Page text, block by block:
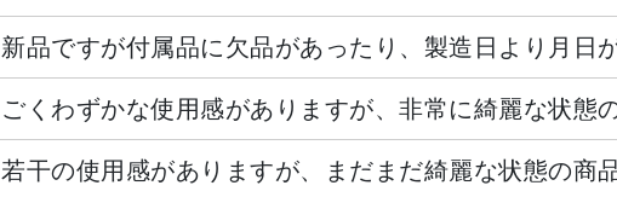
新品ですが付属品に欠品があったり、製造日より月日
ごくわずかな使用感がありますが、非常に綺麗な状態
若干の使用感がありますが、まだまだ綺麗な状態の商品